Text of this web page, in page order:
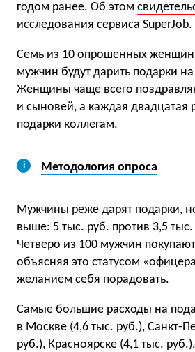
годом ранее. Об этом
исследования сервиса SuperJob.
Семь из 10 опрошенных женщин
мужчин будут дарить подарки
Женщины чаще всего
и сыновей, а каждая двадцатая
подарки коллегам.
Методология опроса
Мужчины реже дарят подарки,
выше: 5 тыс. руб. против 3,5
Четверо из 100 мужчин
объясняя это статусом
желанием себя порадовать.
Самые большие расходы на
в Москве (4,6 тыс. руб.), Санкт-
руб.), Красноярске (4,1 тыс.